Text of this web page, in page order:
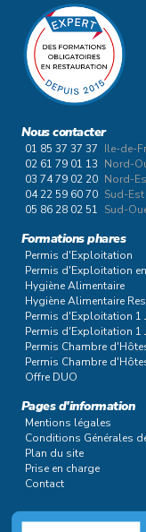
Nous contacter
01 85 37 37 37 Ile-de-
02 61 79 01 13 Nord-
03 74 79 02 20 Nord-
04 22 59 60 70 Sud-Est
05 86 28 02 51 Sud-
Formations phares
Permis d'Exploitation
Permis d'Exploitation
Hygiène Alimentaire
Hygiène Alimentaire
Permis d'Exploitation 1
Permis d'Exploitation 1
Permis Chambre
Permis Chambre
Offre DUO
Pages d'information
Mentions légales
Conditions Générales
Plan du site
Prise en charge
Contact